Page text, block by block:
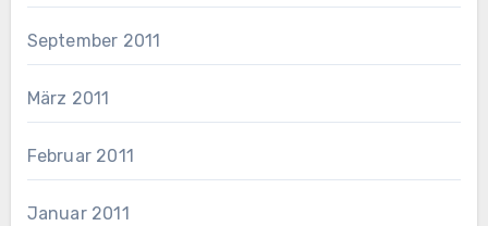
September 2011
März 2011
Februar 2011
Januar 2011